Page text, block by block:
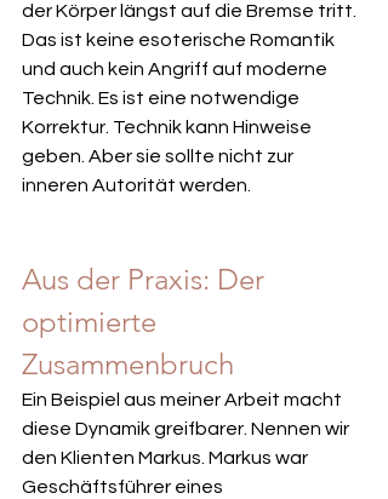
der Körper längst auf die Bremse tritt.
Das ist keine esoterische Romantik
und auch kein Angriff auf moderne
Technik. Es ist eine notwendige
Korrektur. Technik kann Hinweise
geben. Aber sie sollte nicht zur
inneren Autorität werden.
Aus der Praxis: Der
optimierte
Zusammenbruch
Ein Beispiel aus meiner Arbeit macht
diese Dynamik greifbarer. Nennen wir
den Klienten Markus. Markus war
Geschäftsführer eines